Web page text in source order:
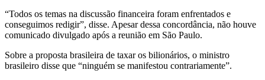
“Todos os temas na discussão financeira foram enfrentados e
conseguimos redigir”, disse. Apesar dessa concordância, não houve
comunicado divulgado após a reunião em São Paulo.
Sobre a proposta brasileira de taxar os bilionários, o ministro
brasileiro disse que “ninguém se manifestou contrariamente”.